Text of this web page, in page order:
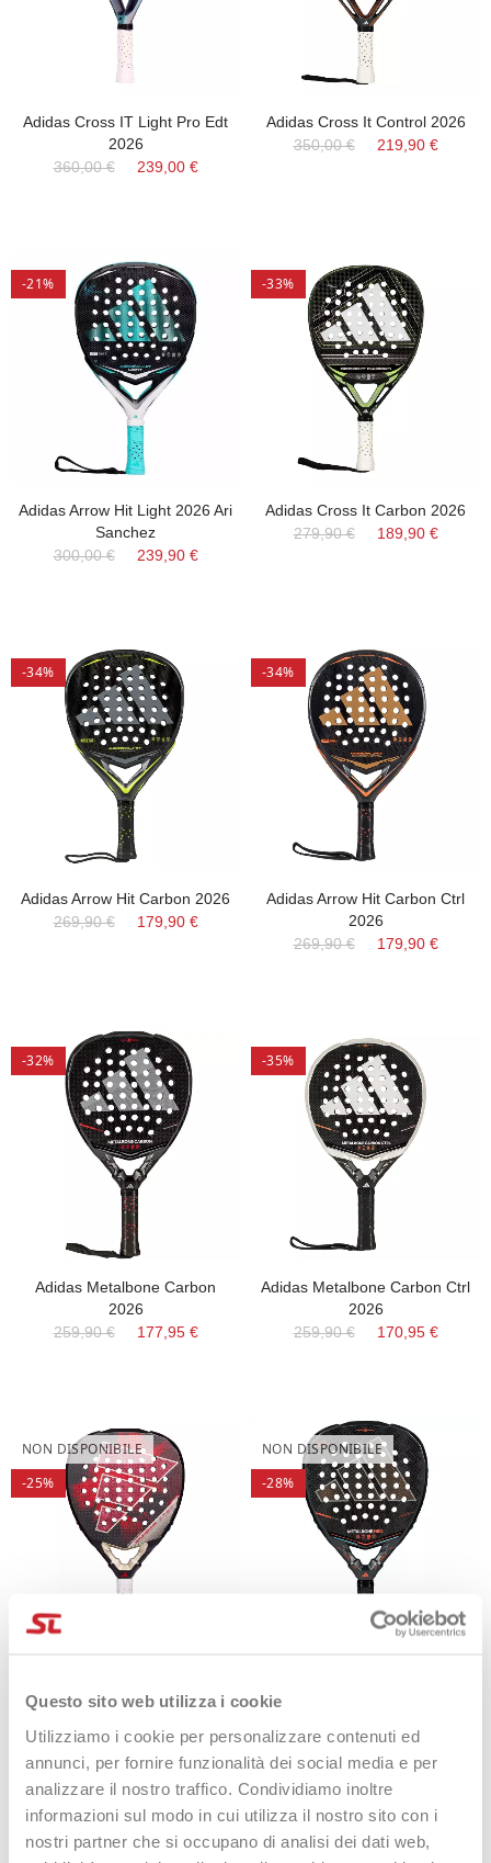
Questo sito web utilizza i cookie
Utilizziamo i cookie per personalizzare contenuti ed
annunci, per fornire funzionalità dei social media e per
analizzare il nostro traffico. Condividiamo inoltre
informazioni sul modo in cui utilizza il nostro sito con i
nostri partner che si occupano di analisi dei dati web,
Adidas Cross IT Light Pro Edt
2026
360,00 €
239,00 €
Adidas Cross It Control 2026
350,00 €
219,90 €
-21%
Adidas Arrow Hit Light 2026 Ari
Sanchez
300,00 €
239,90 €
-33%
Adidas Cross It Carbon 2026
279,90 €
189,90 €
-34%
Adidas Arrow Hit Carbon 2026
269,90 €
179,90 €
-34%
Adidas Arrow Hit Carbon Ctrl
2026
269,90 €
179,90 €
-32%
Adidas Metalbone Carbon
2026
259,90 €
177,95 €
-35%
Adidas Metalbone Carbon Ctrl
2026
259,90 €
170,95 €
NON DISPONIBILE
-25%
2026
EXTRA 10% ON
CHECKOUT
NON DISPONIBILE
-28%
NON DISPONIBILE NON DISPONIBILE